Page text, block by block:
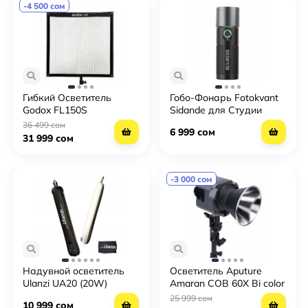
-4 500 сом
Гибкий Осветитель
Godox FL150S
36 499 сом
31 999 сом
Гобо-Фонарь Fotokvant
Sidande для Студии
6 999 сом
Надувной осветитель
Ulanzi UA20 (20W)
10 999 сом
-3 000 сом
Осветитель Aputure
Amaran COB 60X Bi color
25 999 сом